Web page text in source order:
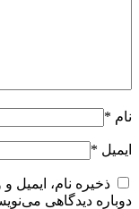
نام *
ایمیل *
ذخیره نام، ایمیل
دوباره دیدگاهی